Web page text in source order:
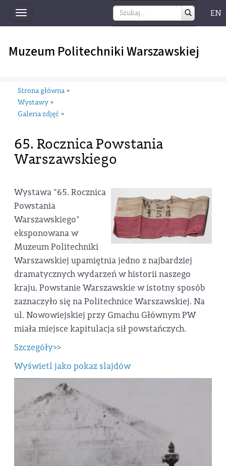
Toggle
navigation
EN
Muzeum Politechniki Warszawskiej
Strona główna »
Wystawy »
Galeria zdjęć »
65. Rocznica Powstania
Warszawskiego
Wystawa "65. Rocznica
Powstania
Warszawskiego"
eksponowana w
Muzeum Politechniki
Warszawskiej upamiętnia jedno z najbardziej
dramatycznych wydarzeń w historii naszego
kraju. Powstanie Warszawskie w istotny sposób
zaznaczyło się na Politechnice Warszawskiej. Na
ul. Nowowiejskiej przy Gmachu Głównym PW
miała miejsce kapitulacja sił powstańczych.
Szczegóły>>
Wyświetl jako pokaz slajdów